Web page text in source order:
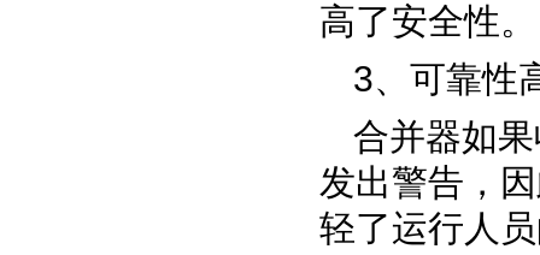
高了安全性。
3、可靠性
合并器如
发出警告，
轻了运行人